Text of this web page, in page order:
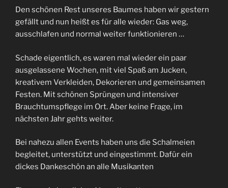
Den schönen Rest unseres Baumes haben wir gestern
gefällt und nun heißt es für alle wieder: Gas weg,
ausschlafen und normal weiter funktionieren …
Schade eigentlich, es waren mal wieder ein paar
ausgelassene Wochen, mit viel Spaß am Jucken,
kreativem Verkleiden, Dekorieren und gemeinsamen
Festen. Mit schönen Sprüngen und intensiver
Brauchtumspflege im Ort. Aber keine Frage, im
nächsten Jahr gehts weiter.
Bei nahezu allen Events haben uns die Schalmeien
begleitet, unterstützt und eingestimmt. Dafür ein
dickes Dankeschön an alle Musikanten